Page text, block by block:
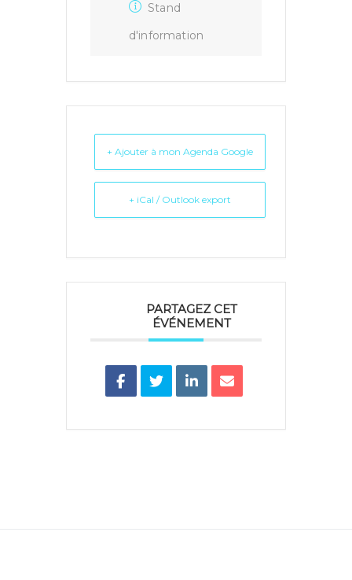
Stand
d'information
+ Ajouter à mon Agenda Google
+ iCal / Outlook export
PARTAGEZ CET
ÉVÉNEMENT